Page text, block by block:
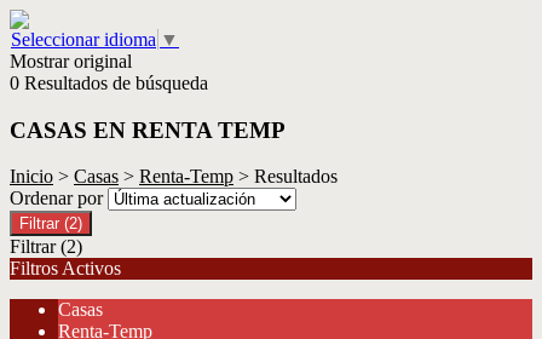
Seleccionar idioma ▼
Mostrar original
0 Resultados de búsqueda
CASAS EN RENTA TEMP
Inicio > Casas > Renta-Temp > Resultados
Ordenar por
Filtrar (2)
Filtrar (2)
Filtros Activos
Casas
Renta-Temp